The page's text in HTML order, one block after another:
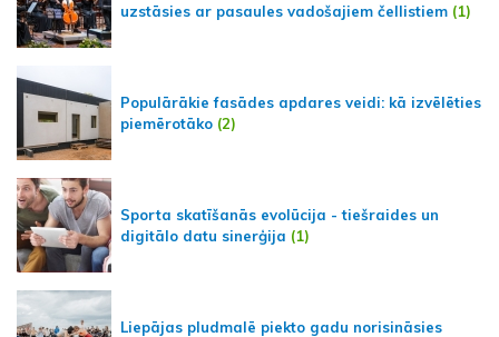
uzstāsies ar pasaules vadošajiem čellistiem (1)
Populārākie fasādes apdares veidi: kā izvēlēties
piemērotāko (2)
Sporta skatīšanās evolūcija - tiešraides un
digitālo datu sinerģija (1)
Liepājas pludmalē piekto gadu norisināsies